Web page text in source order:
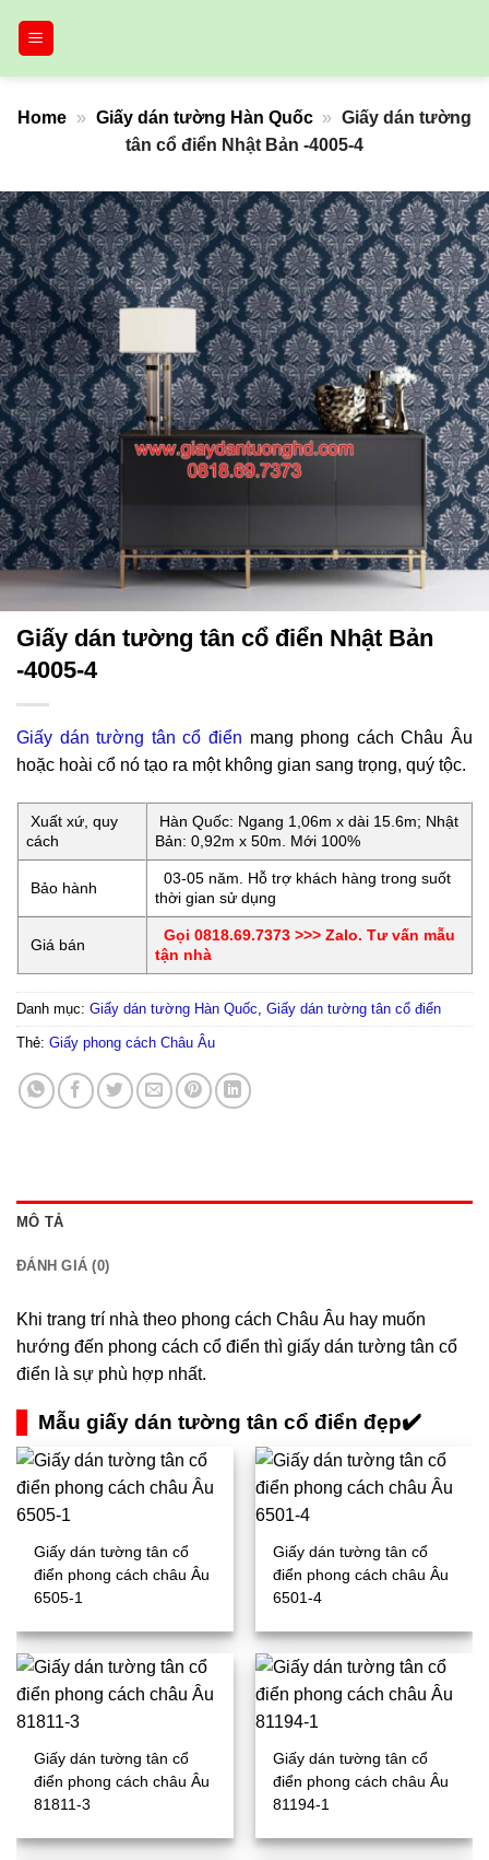
Home » Giấy dán tường Hàn Quốc » Giấy dán tường
tân cổ điển Nhật Bản -4005-4
Giấy dán tường tân cổ điển Nhật Bản
-4005-4
Giấy dán tường tân cổ điển mang phong cách Châu Âu
hoặc hoài cổ nó tạo ra một không gian sang trọng, quý tộc.
Xuất xứ, quy
cách
Hàn Quốc: Ngang 1,06m x dài 15.6m; Nhật
Bản: 0,92m x 50m. Mới 100%
Bảo hành
03-05 năm. Hỗ trợ khách hàng trong suốt
thời gian sử dụng
Giá bán
Gọi 0818.69.7373 >>> Zalo. Tư vấn mẫu
tận nhà
Danh mục: Giấy dán tường Hàn Quốc Giấy dán tường tân cổ điển
Thẻ: Giấy phong cách Châu Âu
MÔ TẢ
ĐÁNH GIÁ (0)
Khi trang trí nhà theo phong cách Châu Âu hay muốn
hướng đến phong cách cổ điển thì giấy dán tường tân cổ
điển là sự phù hợp nhất.
Mẫu giấy dán tường tân cổ điển đẹp✔️
Giấy dán tường tân cổ
điển phong cách châu Âu
6505-1
Giấy dán tường tân cổ
điển phong cách châu Âu
6501-4
Giấy dán tường tân cổ
điển phong cách châu Âu
81811-3
Giấy dán tường tân cổ
điển phong cách châu Âu
81194-1